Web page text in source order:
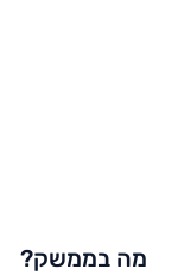
מה בממשק?